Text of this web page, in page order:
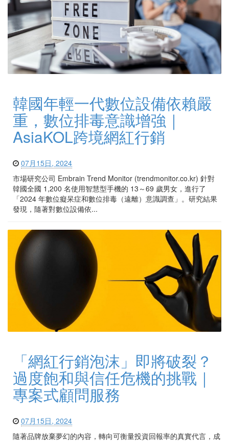
韓國年輕一代數位設備依賴嚴
重，數位排毒意識增強｜
AsiaKOL跨境網紅行銷
07月15日, 2024
市場研究公司 Embrain Trend Monitor (trendmonitor.co.kr) 針對
韓國全國 1,200 名使用智慧型手機的 13～69 歲男女，進行了
「2024 年數位癡呆症和數位排毒（遠離）意識調查」。研究結果
發現，隨著對數位設備依...
「網紅行銷泡沫」即將破裂？
過度飽和與信任危機的挑戰｜
專案式顧問服務
07月15日, 2024
隨著品牌放棄夢幻的內容，轉向可衡量投資回報率的真實代言，成